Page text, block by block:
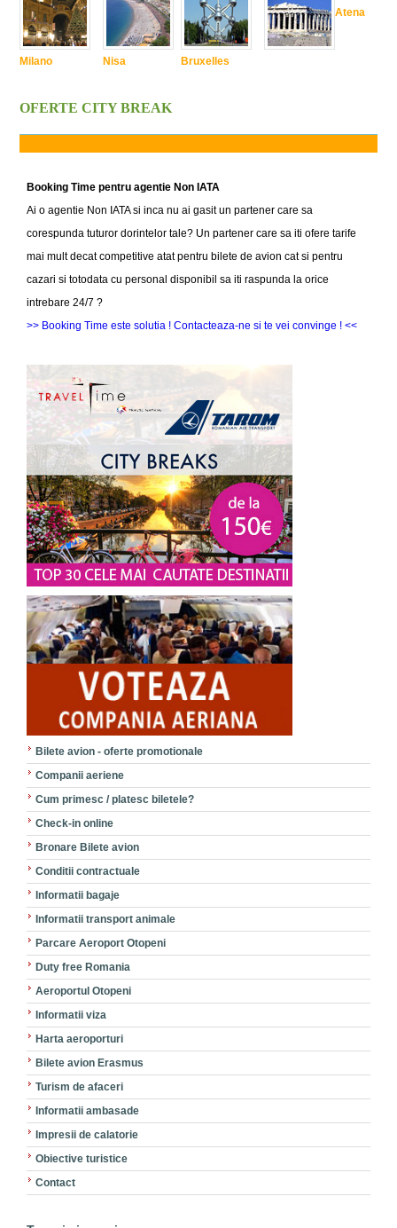
Milano Nisa Bruxelles
Atena
OFERTE CITY BREAK
Booking Time pentru agentie Non IATA
Ai o agentie Non IATA si inca nu ai gasit un partener care sa
corespunda tuturor dorintelor tale? Un partener care sa iti ofere tarife
mai mult decat competitive atat pentru bilete de avion cat si pentru
cazari si totodata cu personal disponibil sa iti raspunda la orice
intrebare 24/7 ?
>> Booking Time este solutia ! Contacteaza-ne si te vei convinge ! <<
Bilete avion - oferte promotionale
Companii aeriene
Cum primesc / platesc biletele?
Check-in online
Bronare Bilete avion
Conditii contractuale
Informatii bagaje
Informatii transport animale
Parcare Aeroport Otopeni
Duty free Romania
Aeroportul Otopeni
Informatii viza
Harta aeroporturi
Bilete avion Erasmus
Turism de afaceri
Informatii ambasade
Impresii de calatorie
Obiective turistice
Contact